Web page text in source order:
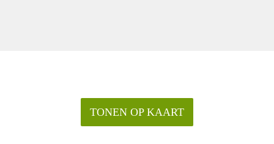
TONEN OP KAART